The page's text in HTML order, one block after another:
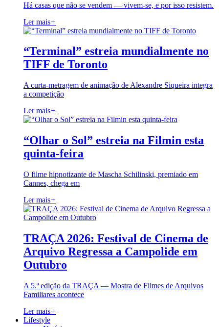
Há casas que não se vendem — vivem-se, e por isso resistem.
Ler mais+
“Terminal” estreia mundialmente no
TIFF de Toronto
A curta-metragem de animação de Alexandre Siqueira integra
a competição
Ler mais+
“Olhar o Sol” estreia na Filmin esta
quinta-feira
O filme hipnotizante de Mascha Schilinski, premiado em
Cannes, chega em
Ler mais+
TRAÇA 2026: Festival de Cinema de
Arquivo Regressa a Campolide em
Outubro
A 5.ª edição da TRAÇA — Mostra de Filmes de Arquivos
Familiares acontece
Ler mais+
Lifestyle